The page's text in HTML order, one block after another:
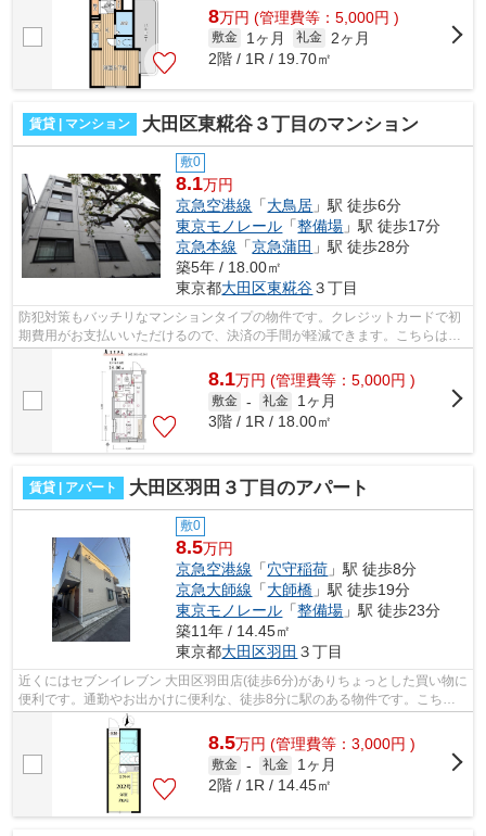
8万円 (管理費等：5,000円 )
敷金 1ヶ月 礼金
2ヶ月
2階 / 1R / 19.70㎡
賃貸 | マンション 大田区東糀谷３丁目のマンション
敷0
8.1万円
京急空港線 「大鳥居 」駅 徒歩6分
東京モノレール 「整備場 」駅 徒歩17分
京急本線 「京急蒲田 」駅 徒歩28分
築5年 / 18.00㎡
東京都大田区東糀谷３丁目
防犯対策もバッチリなマンションタイプの物件です。クレジットカードで初
期費用がお支払いいただけるので、決済の手間が軽減できます。こちらは徒
歩6分に立地する物件です。付近に駅が...
8.1万円 (管理費等：5,000円 )
敷金 - 礼金
1ヶ月
3階 / 1R / 18.00㎡
賃貸 | アパート 大田区羽田３丁目のアパート
敷0
8.5万円
京急空港線 「穴守稲荷 」駅 徒歩8分
京急大師線 「大師橋 」駅 徒歩19分
東京モノレール 「整備場 」駅 徒歩23分
築11年 / 14.45㎡
東京都大田区羽田 ３丁目
近くにはセブンイレブン 大田区羽田店(徒歩6分)がありちょっとした買い物に
便利です。通勤やお出かけに便利な、徒歩8分に駅のある物件です。こちら
の物件はアパートです。物件の近くに...
8.5万円 (管理費等：3,000円 )
敷金 - 礼金
1ヶ月
2階 / 1R / 14.45㎡